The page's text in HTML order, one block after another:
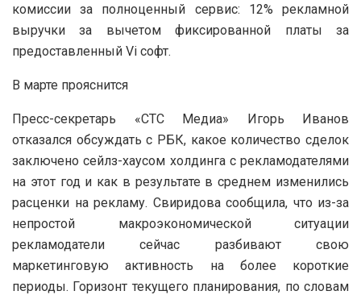
комиссии за полноценный сервис: 12% рекламной
выручки за вычетом фиксированной платы за
предоставленный Vi софт.
В марте прояснится
Пресс-секретарь «СТС Медиа» Игорь Иванов
отказался обсуждать с РБК, какое количество сделок
заключено сейлз-хаусом холдинга с рекламодателями
на этот год и как в результате в среднем изменились
расценки на рекламу. Свиридова сообщила, что из-за
непростой макроэкономической ситуации
рекламодатели сейчас разбивают свою
маркетинговую активность на более короткие
периоды. Горизонт текущего планирования, по словам